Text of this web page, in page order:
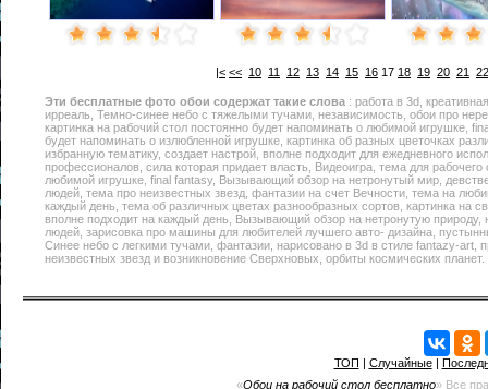
|< << 10 11 12 13 14 15 16 17 18 19 20 21 22
Эти бесплатные фото обои содержат такие слова : работа в 3d,
ирреаль, Темно-синее небо c тяжелыми тучами, независимость, обои про
картинка на рабочий стол постоянно будет напоминать о любимой игрушке,
будет напоминать о излюбленной игрушке, картинка об разных цветочках
избранную тематику, создает настрой, вполне подходит для ежедневного
профессионалов, сила которая придает власть, Видеоигра, тема для
любимой игрушке, final fantasy, Вызывающий обзор на нетронутый мир,
людей, тема про неизвестных звезд, фантазии на счет Вечности, тема на
каждый день, тема об различных цветах разнообразных сортов, картинка на
вполне подходит на каждый день, Вызывающий обзор на нетронутую природу,
людей, зарисовка про машины для любителей лучшего авто- дизайна,
Синее небо c легкими тучами, фантазии, нарисовано в 3d в стиле fantazy-art,
неизвестных звезд и возникновение Сверхновых, орбиты космических планет.
ТОП | Случайные|
«Обои на рабочий стол бесплатно» Все